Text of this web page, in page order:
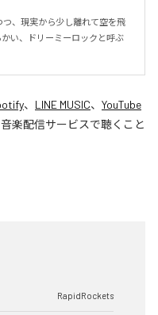
、現実から少し離れて空を飛
い、ドリーミーロックと呼ぶ
、 LINE MUSIC、 YouTube
楽配信サービスで聴くこと
RapidRockets